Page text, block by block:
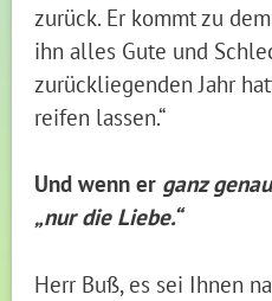
zurück. Er kommt zu
ihn alles Gute und
zurückliegenden Jahr
reifen lassen.“
Und wenn er ganz
„nur die Liebe.“
Herr Buß, es sei Ihnen